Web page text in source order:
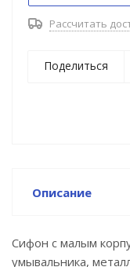
Рассчитать
Поделиться
Описание
Сифон с малым
умывальника,